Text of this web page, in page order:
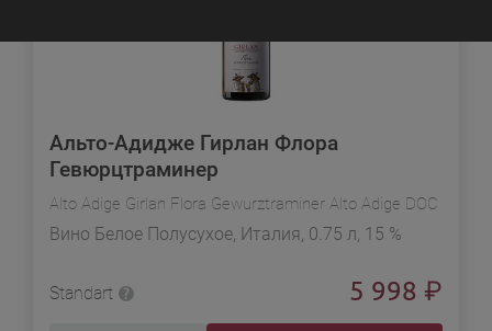
Альто-Адидже Гирлан Флора
Гевюрцтраминер
Alto Adige Girlan Flora Gewurztraminer Alto Adige DOC
Вино Белое Полусухое, Италия, 0.75 л, 15 %
Standart 5 998 ₽